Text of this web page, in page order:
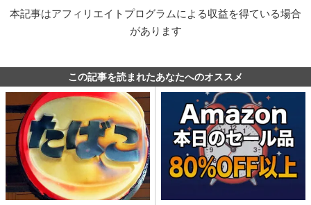
本記事はアフィリエイトプログラムによる収益を得ている場合
があります
この記事を読まれたあなたへのオススメ